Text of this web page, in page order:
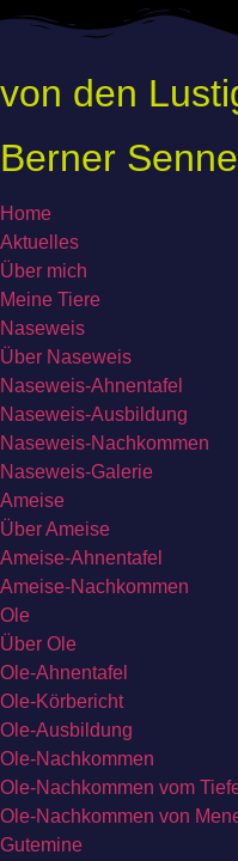
Zum
von den
Berner
Home
Aktuelles
Über mich
Meine Tiere
Naseweis
Über Naseweis
Naseweis-Ahnentafel
Naseweis-Ausbildung
Naseweis-Nachkommen
Naseweis-Galerie
Ameise
Über Ameise
Ameise-Ahnentafel
Ameise-Nachkommen
Ole
Über Ole
Ole-Ahnentafel
Ole-Körbericht
Ole-Ausbildung
Ole-Nachkommen
Ole-Nachkommen vom
Ole-Nachkommen von
Gutemine